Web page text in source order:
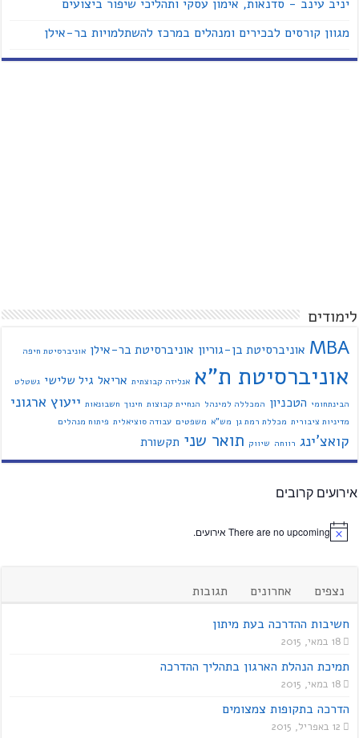
יניב עינב - סדנאות, אימון עסקי ותהליכי שיפור ביצועים
מגוון קורסים לבכירים ומנהלים במרכז להשתלמויות בר-אילן
לימודים
MBA אוניברסיטת בן-גוריון אוניברסיטת בר-אילן אוניברסיטת חיפה
אוניברסיטת ת"א אנליזה קבוצתית אריאל גיל שלישי גשטלט
הבינתחומי הטכניון המכללה למינהל הנחיית קבוצות חינוך חשבונאות ייעוץ ארגוני
מדיניות ציבורית מכללת רמת גן מש"א משפטים עבודה סוציאלית פיתוח מנהלים
קואצ'ינג רווחה שיווק תואר שני תקשורת
אירועים קרובים
There are no upcoming אירועים.
נצפים אחרונים
תגובות
חשיבות ההדרכה בעת מיתון
18 במאי, 2015
תמיכת הנהלת הארגון בתהליך ההדרכה
18 במאי, 2015
הדרכה בתקופות צמצומים
12 באפריל, 2015